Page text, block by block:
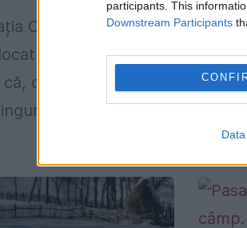
participants. This
Downstream Participants
CFR Eforie Nord.
plecarea unui
deși au bilete de
vagon al...